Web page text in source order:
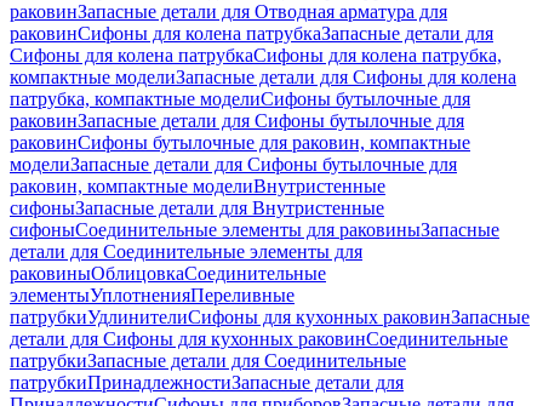
раковинЗапасные детали для Отводная арматура для
раковинСифоны для колена патрубкаЗапасные детали для
Сифоны для колена патрубкаСифоны для колена патрубка,
компактные моделиЗапасные детали для Сифоны для колена
патрубка, компактные моделиСифоны бутылочные для
раковинЗапасные детали для Сифоны бутылочные для
раковинСифоны бутылочные для раковин, компактные
моделиЗапасные детали для Сифоны бутылочные для
раковин, компактные моделиВнутристенные
сифоныЗапасные детали для Внутристенные
сифоныСоединительные элементы для раковиныЗапасные
детали для Соединительные элементы для
раковиныОблицовкаСоединительные
элементыУплотненияПереливные
патрубкиУдлинителиСифоны для кухонных раковинЗапасные
детали для Сифоны для кухонных раковинСоединительные
патрубкиЗапасные детали для Соединительные
патрубкиПринадлежностиЗапасные детали для